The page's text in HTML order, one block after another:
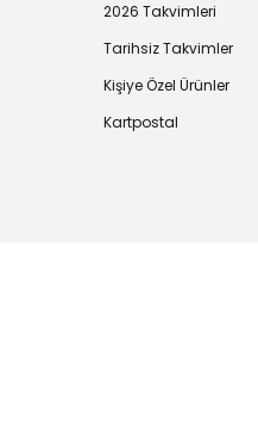
2026 Takvimleri
Tarihsiz Takvimler
Kişiye Özel Ürünler
Kartpostal